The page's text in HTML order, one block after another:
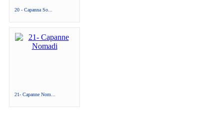
20 - Capanna So...
21- Capanne Nom...